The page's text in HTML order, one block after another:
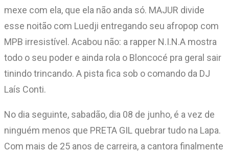
mexe com ela, que ela não anda só. MAJUR divide
esse noitão com Luedji entregando seu afropop com
MPB irresistível. Acabou não: a rapper N.I.N.A mostra
todo o seu poder e ainda rola o Bloncocé pra geral sair
tinindo trincando. A pista fica sob o comando da DJ
Laís Conti.
No dia seguinte, sabadão, dia 08 de junho, é a vez de
ninguém menos que PRETA GIL quebrar tudo na Lapa.
Com mais de 25 anos de carreira, a cantora finalmente